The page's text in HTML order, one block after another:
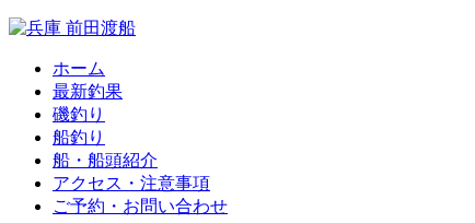
ホーム
最新釣果
磯釣り
船釣り
船・船頭紹介
アクセス・注意事項
ご予約・お問い合わせ